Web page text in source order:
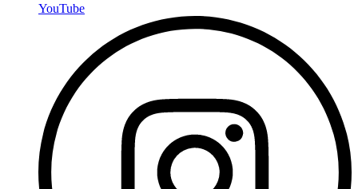
YouTube